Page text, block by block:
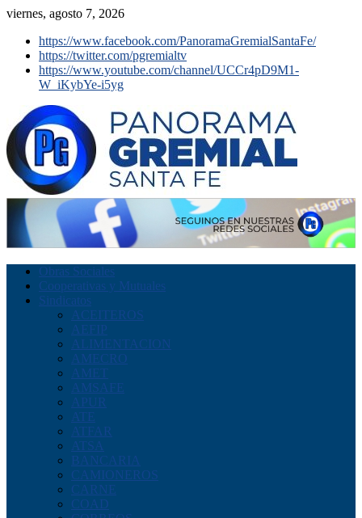
viernes, agosto 7, 2026
https://www.facebook.com/PanoramaGremialSantaFe/
https://twitter.com/pgremialtv
https://www.youtube.com/channel/UCCr4pD9M1-
W_iKybYe-i5yg
Obras Sociales
Cooperativas y Mutuales
Sindicatos
ACEITEROS
AEFIP
ALIMENTACION
AMECRO
AMET
AMSAFE
APUR
ATE
ATFAR
ATSA
BANCARIA
CAMIONEROS
CARNE
COAD